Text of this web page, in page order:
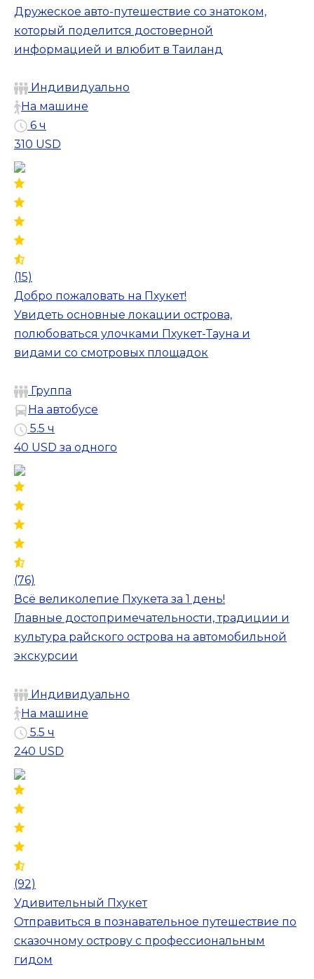
Дружеское авто-путешествие со знатоком,
который поделится достоверной
информацией и влюбит в Таиланд
Индивидуально
На машине
6 ч
310 USD
(15)
Добро пожаловать на Пхукет!
Увидеть основные локации острова,
полюбоваться улочками Пхукет-Тауна и
видами со смотровых площадок
Группа
На автобусе
5.5 ч
40 USD за одного
(76)
Всё великолепие Пхукета за 1 день!
Главные достопримечательности, традиции и
культура райского острова на автомобильной
экскурсии
Индивидуально
На машине
5.5 ч
240 USD
(92)
Удивительный Пхукет
Отправиться в познавательное путешествие по
сказочному острову с профессиональным
гидом